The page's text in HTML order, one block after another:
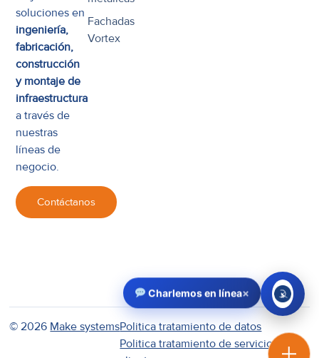
soluciones en
ingeniería,
fabricación,
construcción
y montaje de
infraestructura
a través de
nuestras
líneas de
negocio.
Contáctanos
Fachadas
Vortex
© 2026 Make systemsPolitica tratamiento de datos
Politica tratamiento de servicio al
Charlemos en línea×